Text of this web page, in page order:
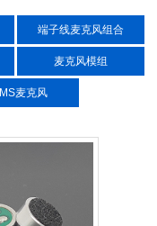
端子线麦克风组合
麦克风模组
麦克风